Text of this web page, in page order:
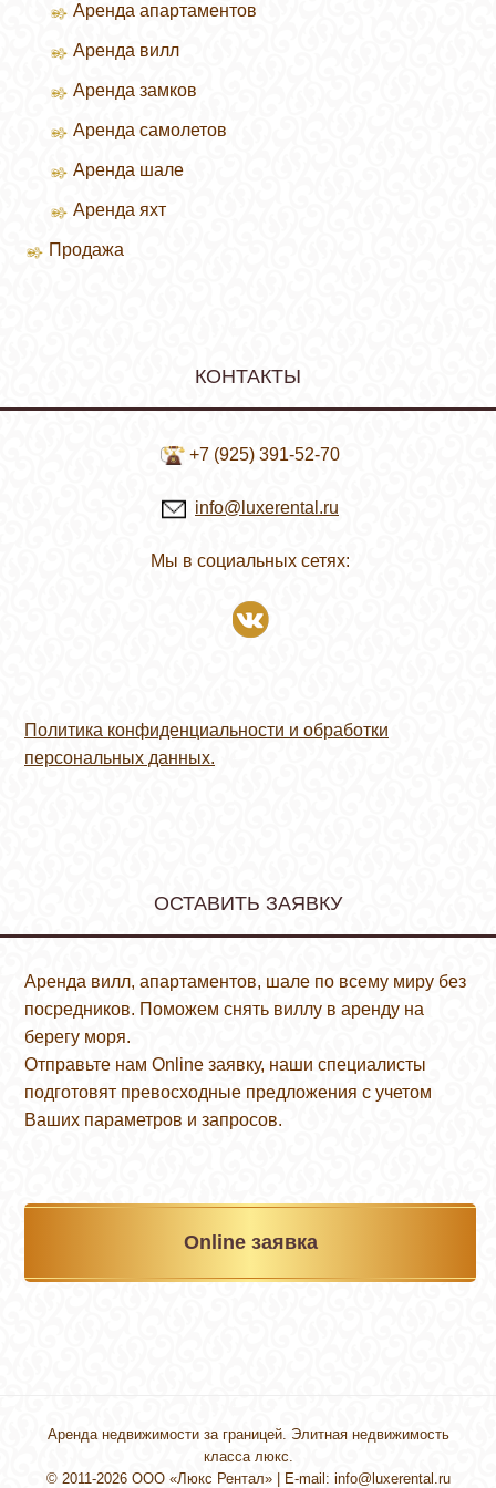
Аренда апартаментов
Зимние курорты
Летние курорты
Аренда вилл
Аренда замков
Аренда самолетов
Аренда шале
Аренда яхт
Продажа
КОНТАКТЫ
+7 (925) 391-52-70
info@luxerental.ru
Мы в социальных сетях:
Политика конфиденциальности и обработки
персональных данных.
ОСТАВИТЬ ЗАЯВКУ
Аренда вилл, апартаментов, шале по всему миру без
посредников. Поможем снять виллу в аренду на
берегу моря.
Отправьте нам Online заявку, наши специалисты
подготовят превосходные предложения с учетом
Ваших параметров и запросов.
Online заявка
Аренда недвижимости за границей. Элитная недвижимость
класса люкс.
© 2011-2026 ООО «Люкс Рентал» | E-mail: info@luxerental.ru